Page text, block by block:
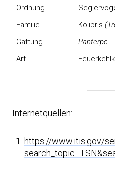
Ordnung
Familie
Kolibris
Gattung
Panterpe
Art
Internetquellen:
https://www.itis.gov/